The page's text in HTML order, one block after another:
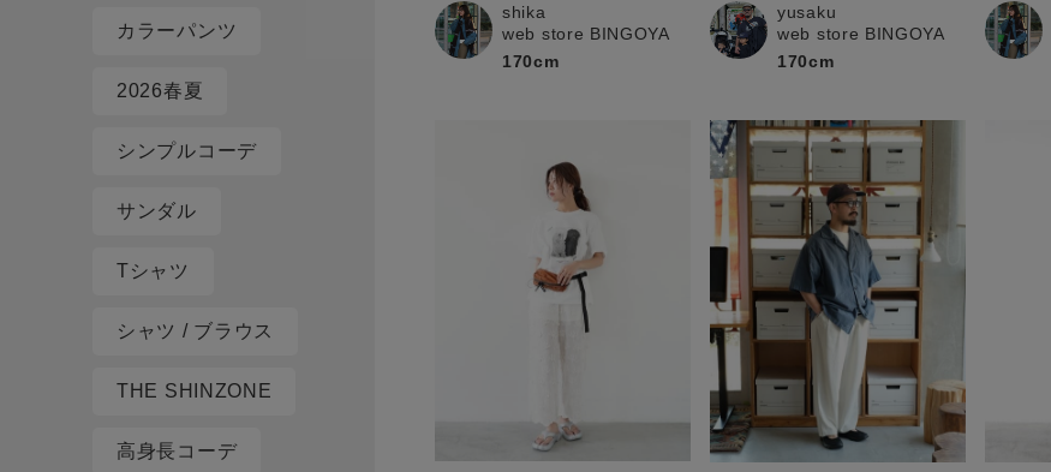
カラーパンツ
2026春夏
シンプルコーデ
サンダル
Tシャツ
シャツ / ブラウス
THE SHINZONE
高身長コーデ
shika
web store BINGOYA
170cm
yusaku
web store BINGOYA
170cm